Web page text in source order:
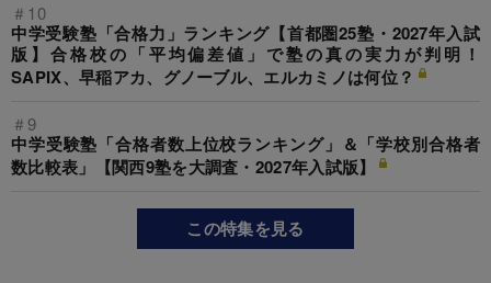
＃10
中学受験塾「合格力」ランキング【首都圏25塾・2027年入試
版】合格校の「平均偏差値」で塾の真の実力が判明！
SAPIX、早稲アカ、グノーブル、エルカミノは何位？
＃9
中学受験塾「合格者数上位校ランキング」＆「学校別合格者
数比較表」【関西9塾を大調査・2027年入試版】
この特集を見る